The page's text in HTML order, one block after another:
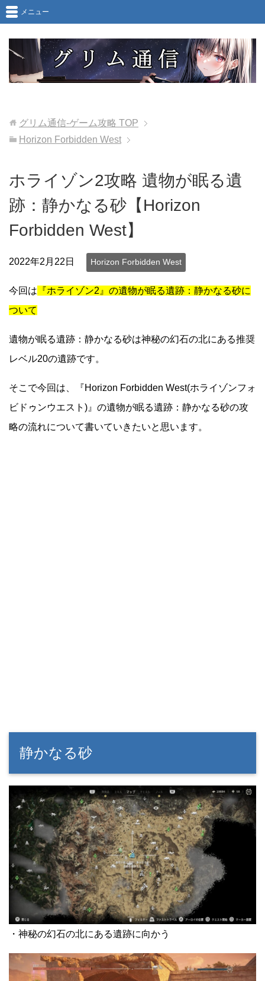
メニュー
グリム通信-ゲーム攻略 TOP
Horizon Forbidden West
ホライゾン2攻略 遺物が眠る遺
跡：静かなる砂【Horizon
Forbidden West】
2022年2月22日 Horizon Forbidden West
今回は 『ホライゾン2』の遺物が眠る遺跡：静かなる砂に
ついて
遺物が眠る遺跡：静かなる砂は神秘の幻石の北にある推奨
レベル20の遺跡です。
そこで今回は、『Horizon Forbidden West(ホライゾンフォ
ビドゥンウエスト)』の遺物が眠る遺跡：静かなる砂の攻
略の流れについて書いていきたいと思います。
静かなる砂
・神秘の幻石の北にある遺跡に向かう